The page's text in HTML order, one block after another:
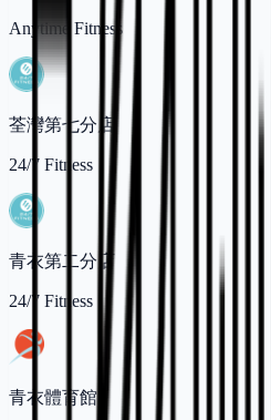
Anytime Fitness
荃灣第七分店
24/7 Fitness
青衣第二分店
24/7 Fitness
青衣體育館